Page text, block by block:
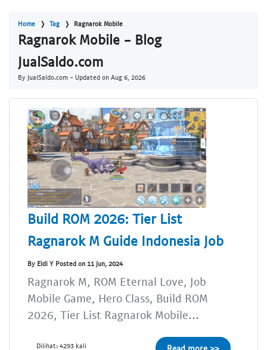
Home Tag Ragnarok Mobile
Ragnarok Mobile - Blog
JualSaldo.com
By JualSaldo.com - Updated on Aug 6, 2026
Build ROM 2026: Tier List
Ragnarok M Guide Indonesia Job
By Eldi Y Posted on 11 Jun, 2024
Ragnarok M, ROM Eternal Love, Job
Mobile Game, Hero Class, Build ROM
2026, Tier List Ragnarok Mobile...
Dilihat: 4293 kali Read more >>